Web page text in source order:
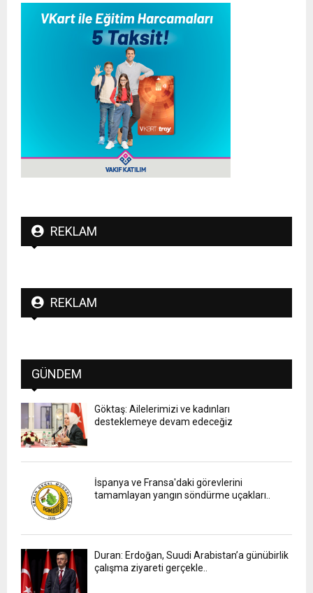
REKLAM
REKLAM
GÜNDEM
Göktaş: Ailelerimizi ve kadınları
desteklemeye devam edeceğiz
İspanya ve Fransa'daki görevlerini
tamamlayan yangın söndürme uçakları..
Duran: Erdoğan, Suudi Arabistan’a günübirlik
çalışma ziyareti gerçekle..